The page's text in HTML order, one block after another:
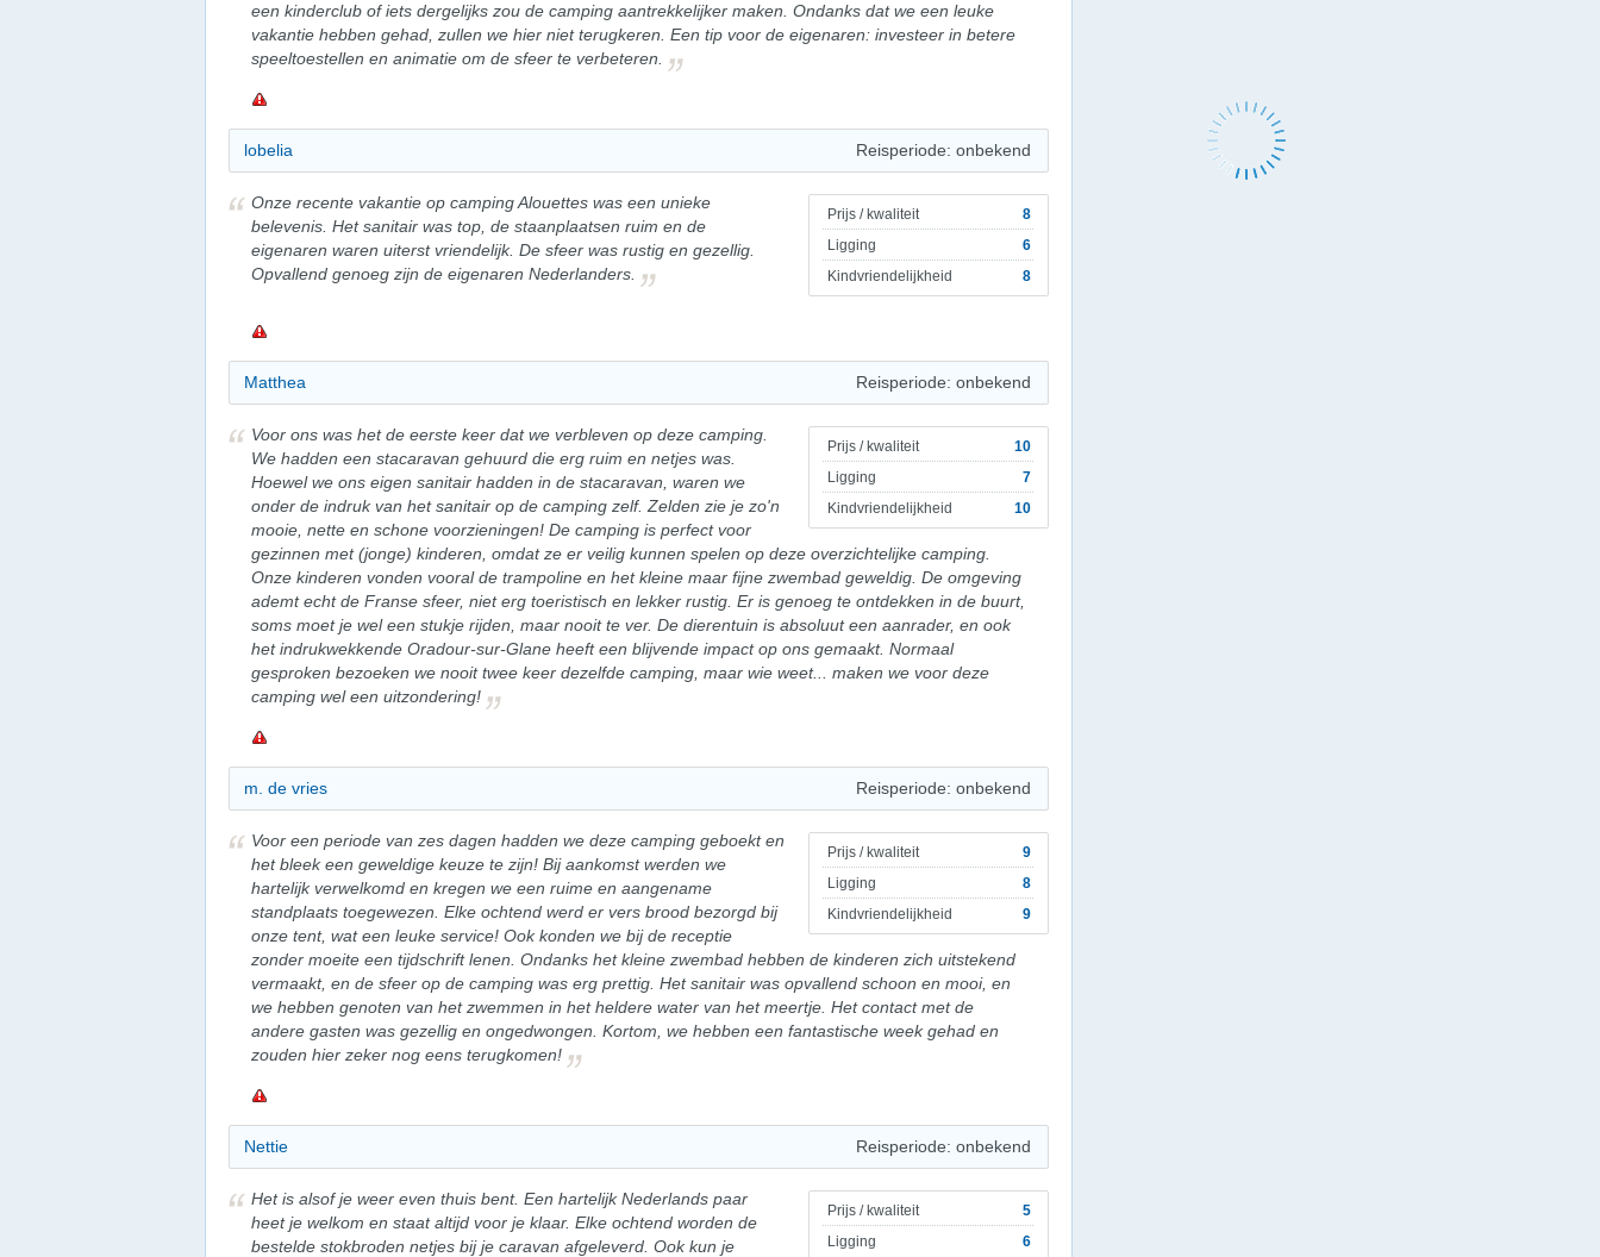
een kinderclub of iets dergelijks zou de camping aantrekkelijker maken. Ondanks dat we een leuke
vakantie hebben gehad, zullen we hier niet terugkeren. Een tip voor de eigenaren: investeer in betere
speeltoestellen en animatie om de sfeer te verbeteren.
lobelia Reisperiode: onbekend
Prijs / kwaliteit
8
Ligging
6
Kindvriendelijkheid
8
Onze recente vakantie op camping Alouettes was een unieke
belevenis. Het sanitair was top, de staanplaatsen ruim en de
eigenaren waren uiterst vriendelijk. De sfeer was rustig en gezellig.
Opvallend genoeg zijn de eigenaren Nederlanders.
Matthea Reisperiode: onbekend
Prijs / kwaliteit
10
Ligging
7
Kindvriendelijkheid
10
Voor ons was het de eerste keer dat we verbleven op deze camping.
We hadden een stacaravan gehuurd die erg ruim en netjes was.
Hoewel we ons eigen sanitair hadden in de stacaravan, waren we
onder de indruk van het sanitair op de camping zelf. Zelden zie je zo'n
mooie, nette en schone voorzieningen! De camping is perfect voor
gezinnen met (jonge) kinderen, omdat ze er veilig kunnen spelen op deze overzichtelijke camping.
Onze kinderen vonden vooral de trampoline en het kleine maar fijne zwembad geweldig. De omgeving
ademt echt de Franse sfeer, niet erg toeristisch en lekker rustig. Er is genoeg te ontdekken in de buurt,
soms moet je wel een stukje rijden, maar nooit te ver. De dierentuin is absoluut een aanrader, en ook
het indrukwekkende Oradour-sur-Glane heeft een blijvende impact op ons gemaakt. Normaal
gesproken bezoeken we nooit twee keer dezelfde camping, maar wie weet... maken we voor deze
camping wel een uitzondering!
m. de vries Reisperiode: onbekend
Prijs / kwaliteit
9
Ligging
8
Kindvriendelijkheid
9
Voor een periode van zes dagen hadden we deze camping geboekt en
het bleek een geweldige keuze te zijn! Bij aankomst werden we
hartelijk verwelkomd en kregen we een ruime en aangename
standplaats toegewezen. Elke ochtend werd er vers brood bezorgd bij
onze tent, wat een leuke service! Ook konden we bij de receptie
zonder moeite een tijdschrift lenen. Ondanks het kleine zwembad hebben de kinderen zich uitstekend
vermaakt, en de sfeer op de camping was erg prettig. Het sanitair was opvallend schoon en mooi, en
we hebben genoten van het zwemmen in het heldere water van het meertje. Het contact met de
andere gasten was gezellig en ongedwongen. Kortom, we hebben een fantastische week gehad en
zouden hier zeker nog eens terugkomen!
Nettie Reisperiode: onbekend
Prijs / kwaliteit
5
Ligging
6
Het is alsof je weer even thuis bent. Een hartelijk Nederlands paar
heet je welkom en staat altijd voor je klaar. Elke ochtend worden de
bestelde stokbroden netjes bij je caravan afgeleverd. Ook kun je